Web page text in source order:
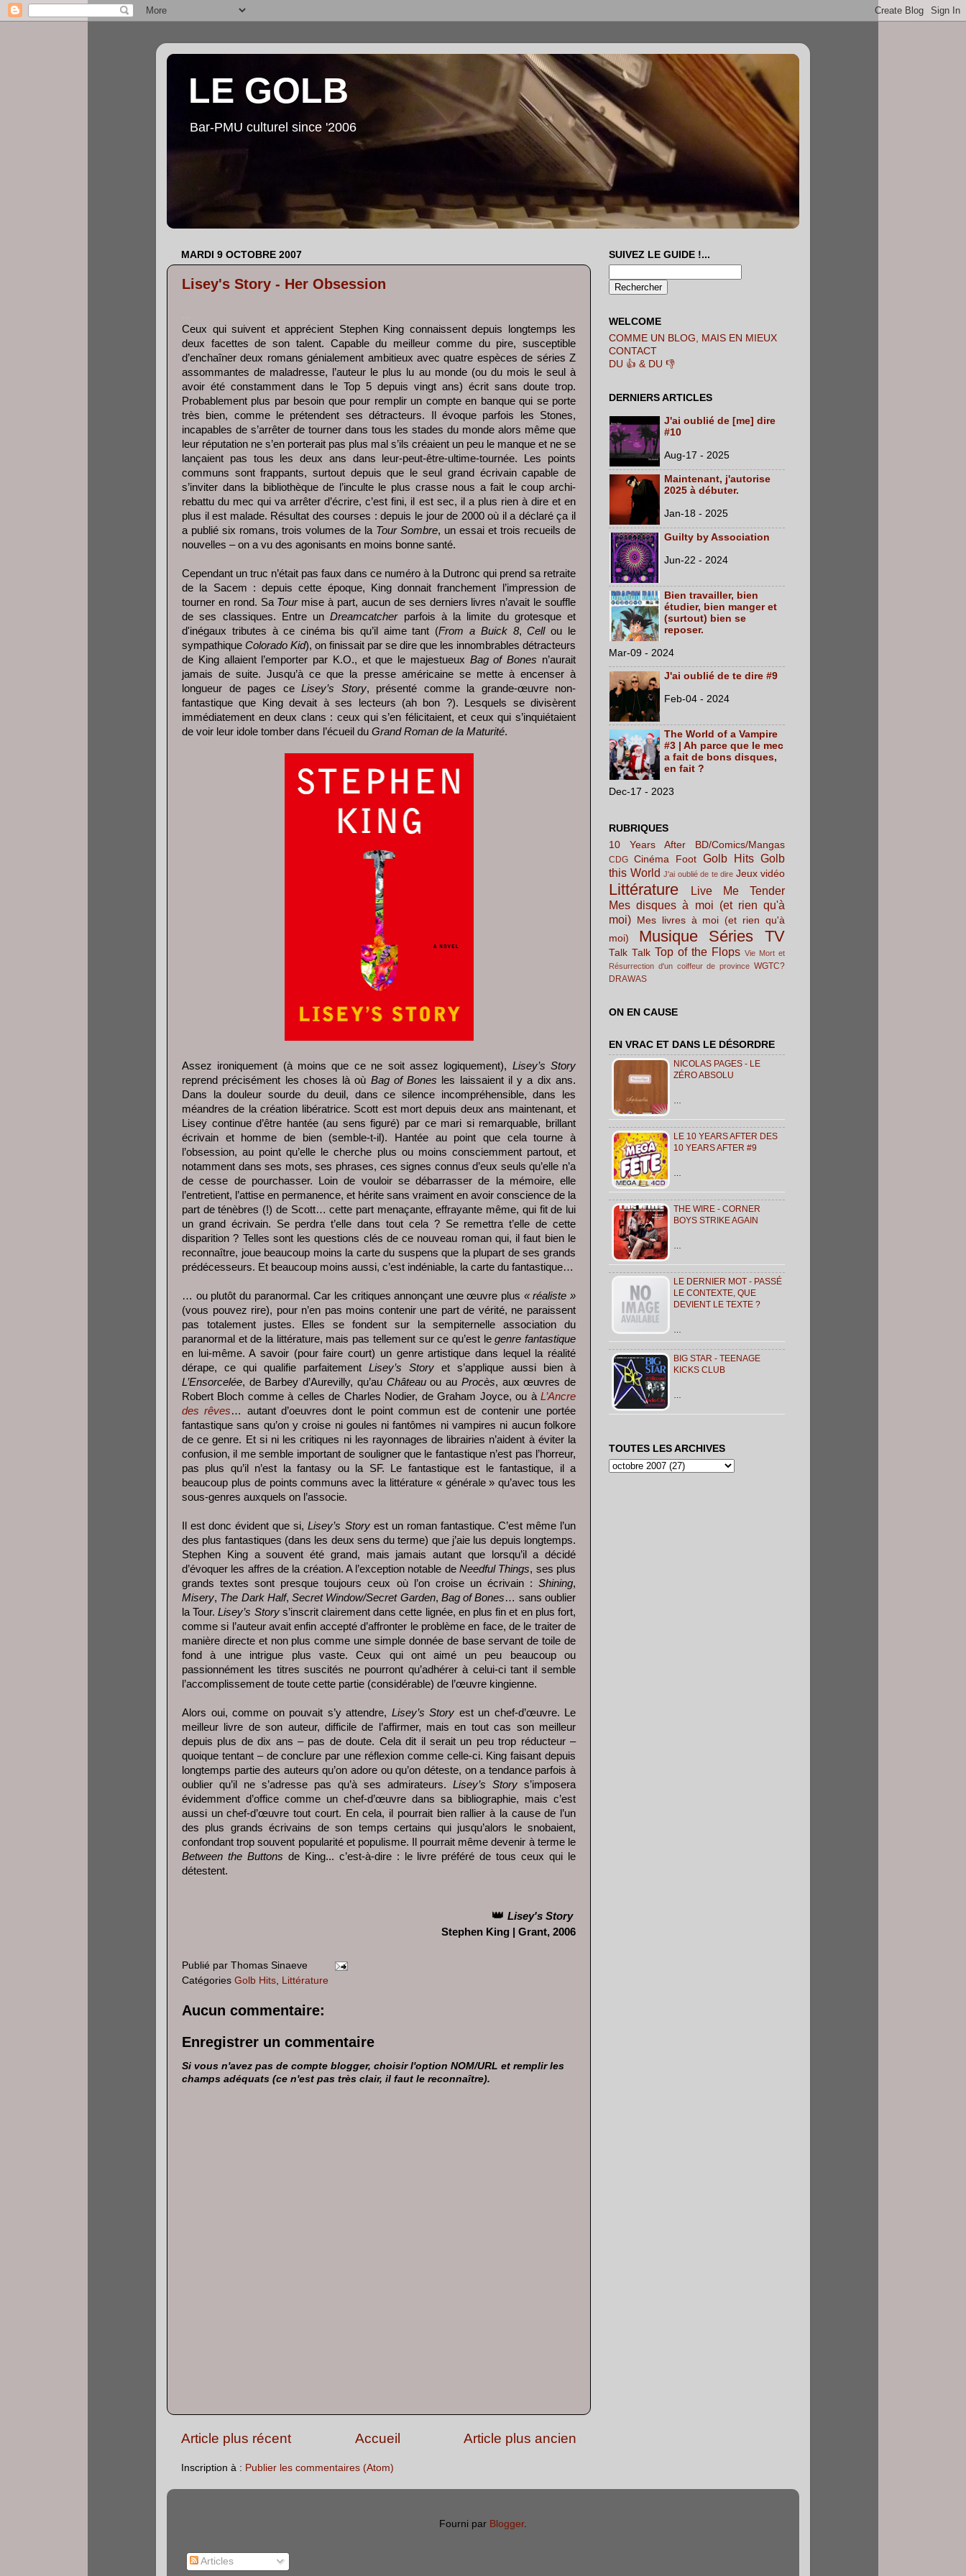
LE GOLB
Bar-PMU culturel since '2006
MARDI 9 OCTOBRE 2007
Lisey's Story - Her Obsession
Ceux qui suivent et apprécient Stephen King connaissent depuis longtemps les
deux facettes de son talent. Capable du meilleur comme du pire, susceptible
d’enchaîner deux romans génialement ambitieux avec quatre espèces de séries Z
assommantes de maladresse, l’auteur le plus lu au monde (ou du mois le seul à
avoir été constamment dans le Top 5 depuis vingt ans) écrit sans doute trop.
Probablement plus par besoin que pour remplir un compte en banque qui se porte
très bien, comme le prétendent ses détracteurs. Il évoque parfois les Stones,
incapables de s’arrêter de tourner dans tous les stades du monde alors même que
leur réputation ne s’en porterait pas plus mal s’ils créaient un peu le manque et ne se
lançaient pas tous les deux ans dans leur-peut-être-ultime-tournée. Les points
communs sont frappants, surtout depuis que le seul grand écrivain capable de
s’inviter dans la bibliothèque de l’inculte le plus crasse nous a fait le coup archi-
rebattu du mec qui va arrêter d’écrire, c’est fini, il est sec, il a plus rien à dire et en
plus il est malade. Résultat des courses : depuis le jour de 2000 où il a déclaré ça il
a publié six romans, trois volumes de la Tour Sombre, un essai et trois recueils de
nouvelles – on a vu des agonisants en moins bonne santé.
Cependant un truc n’était pas faux dans ce numéro à la Dutronc qui prend sa retraite
de la Sacem : depuis cette époque, King donnait franchement l’impression de
tourner en rond. Sa Tourmise à part, aucun de ses derniers livres n’avait le souffle
de ses classiques. Entre unDreamcatcherparfois à la limite du grotesque et
d'inégaux tributes à ce cinéma bis qu’il aime tant (From a Buick 8,Cellou le
sympathique Colorado Kid), on finissait par se dire que les innombrables détracteurs
de King allaient l’emporter par K.O., et que le majestueux Bag of Bones n’aurait
jamais de suite. Jusqu’à ce que la presse américaine se mette à encenser à
longueur de pages ce Lisey’s Story, présenté comme la grande-œuvre non-
fantastique que King devait à ses lecteurs (ah bon ?). Lesquels se divisèrent
immédiatement en deux clans : ceux qui s’en félicitaient, et ceux qui s’inquiétaient
de voir leur idole tomber dans l’écueil du Grand Roman de la Maturité.
Assez ironiquement (à moins que ce ne soit assez logiquement), Lisey’s Story
reprend précisément les choses là où Bag of Bones les laissaient il y a dix ans.
Dans la douleur sourde du deuil, dans ce silence incompréhensible, dans les
méandres de la création libératrice. Scott est mort depuis deux ans maintenant, et
Lisey continue d’être hantée (au sens figuré) par ce mari si remarquable, brillant
écrivain et homme de bien (semble-t-il). Hantée au point que cela tourne à
l’obsession, au point qu’elle le cherche plus ou moins consciemment partout, et
notamment dans ses mots, ses phrases, ces signes connus d’eux seuls qu’elle n’a
de cesse de pourchasser. Loin de vouloir se débarrasser de la mémoire, elle
l’entretient, l’attise en permanence, et hérite sans vraiment en avoir conscience de la
part de ténèbres (!) de Scott… cette part menaçante, effrayante même, qui fit de lui
un grand écrivain. Se perdra t’elle dans tout cela ? Se remettra t’elle de cette
disparition ? Telles sont les questions clés de ce nouveau roman qui, il faut bien le
reconnaître, joue beaucoup moins la carte du suspens que la plupart de ses grands
prédécesseurs. Et beaucoup moins aussi, c’est indéniable, la carte du fantastique…
… ou plutôt du paranormal. Car les critiques annonçant une œuvre plus « réaliste »
(vous pouvez rire), pour n’en pas moins contenir une part de vérité, ne paraissent
pas totalement justes. Elles se fondent sur la sempiternelle association du
paranormal et de la littérature, mais pas tellement sur ce qu’est legenre fantastique
en lui-même. A savoir (pour faire court) un genre artistique dans lequel la réalité
dérape, ce qui qualifie parfaitement Lisey’s Story et s’applique aussi bien à
L’Ensorcelée, de Barbey d’Aurevilly, qu’au Châteauou au Procès, aux œuvres de
Robert Bloch comme à celles de Charles Nodier, de Graham Joyce, ou à L’Ancre
des rêves… autant d’oeuvres dont le point commun est de contenir une portée
fantastique sans qu’on y croise ni goules ni fantômes ni vampires ni aucun folkore
de ce genre. Et si ni les critiques ni les rayonnages de librairies n’aident à éviter la
confusion, il me semble important de souligner que le fantastique n’est pas l’horreur,
pas plus qu’il n’est la fantasy ou la SF. Le fantastique est le fantastique, il a
beaucoup plus de points communs avec la littérature « générale » qu’avec tous les
sous-genres auxquels on l’associe.
Il est donc évident que si,Lisey’s Storyest un roman fantastique. C’est même l’un
des plus fantastiques (dans les deux sens du terme) que j’aie lus depuis longtemps.
Stephen King a souvent été grand, mais jamais autant que lorsqu’il a décidé
d’évoquer les affres de la création. A l’exception notable deNeedful Things, ses plus
grands textes sont presque toujours ceux où l’on croise un écrivain : Shining,
Misery, The Dark Half,Secret Window/Secret Garden, Bag of Bones… sans oublier
la Tour.Lisey’s Storys’inscrit clairement dans cette lignée, en plus fin et en plus fort,
comme si l’auteur avait enfin accepté d’affronter le problème en face, de le traiter de
manière directe et non plus comme une simple donnée de base servant de toile de
fond à une intrigue plus vaste. Ceux qui ont aimé un peu beaucoup ou
passionnément les titres suscités ne pourront qu’adhérer à celui-ci tant il semble
l’accomplissement de toute cette partie (considérable) de l’œuvre kingienne.
Alors oui, comme on pouvait s’y attendre, Lisey’s Story est un chef-d’œuvre. Le
meilleur livre de son auteur, difficile de l’affirmer, mais en tout cas son meilleur
depuis plus de dix ans – pas de doute. Cela dit il serait un peu trop réducteur –
quoique tentant – de conclure par une réflexion comme celle-ci. King faisant depuis
longtemps partie des auteurs qu’on adore ou qu’on déteste, on a tendance parfois à
oublier qu’il ne s’adresse pas qu’à ses admirateurs. Lisey’s Story s’imposera
évidemment d’office comme un chef-d’œuvre dans sa bibliographie, mais c’est
aussi un chef-d’œuvre tout court. En cela, il pourrait bien rallier à la cause de l’un
des plus grands écrivains de son temps certains qui jusqu’alors le snobaient,
confondant trop souvent popularité et populisme. Il pourrait même devenir à terme le
Between the Buttons de King... c’est-à-dire : le livre préféré de tous ceux qui le
détestent.
👑 Lisey's Story
Stephen King | Grant, 2006
Publié par Thomas Sinaeve
Catégories Golb Hits, Littérature
Aucun commentaire:
Enregistrer un commentaire
Si vous n'avez pas de compte blogger, choisir l'option NOM/URL et remplir les
champs adéquats (ce n'est pas très clair, il faut le reconnaître).
Article plus récent Article plus ancien
Accueil
Inscription à : Publier les commentaires (Atom)
SUIVEZ LE GUIDE !...
WELCOME
COMME UN BLOG, MAIS EN MIEUX
CONTACT
DU 👍 & DU 👎
DERNIERS ARTICLES
J'ai oublié de [me] dire
#10
Aug-17 - 2025
Maintenant, j'autorise
2025 à débuter.
Jan-18 - 2025
Guilty by Association
Jun-22 - 2024
Bien travailler, bien
étudier, bien manger et
(surtout) bien se
reposer.
Mar-09 - 2024
J'ai oublié de te dire #9
Feb-04 - 2024
The World of a Vampire
#3 | Ah parce que le mec
a fait de bons disques,
en fait ?
Dec-17 - 2023
RUBRIQUES
10 Years After
BD/Comics/Mangas
CDG Cinéma Foot Golb Hits Golb
this World J'ai oublié de te dire Jeux vidéo
Littérature
Live Me Tender
Mes disques à moi (et rien qu'à
moi) Mes livres à moi (et rien qu'à
moi)
Musique Séries TV
Talk Talk Top of the Flops Vie Mort et
Résurrection d'un coiffeur de province WGTC?
DRAWAS
ON EN CAUSE
EN VRAC ET DANS LE DÉSORDRE
NICOLAS PAGES - LE
ZÉRO ABSOLU
LE 10 YEARS AFTER DES
10 YEARS AFTER #9
THE WIRE - CORNER
BOYS STRIKE AGAIN
LE DERNIER MOT - PASSÉ
LE CONTEXTE, QUE
DEVIENT LE TEXTE ?
BIG STAR - TEENAGE
KICKS CLUB
TOUTES LES ARCHIVES
Fourni par Blogger.
Articles